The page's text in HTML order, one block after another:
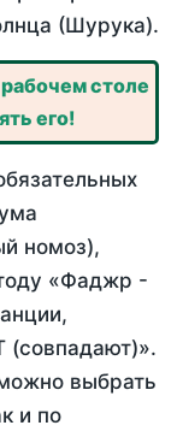
(Шурука).
столе
его!
номоз),
«Фаджр -
выбрать
и по